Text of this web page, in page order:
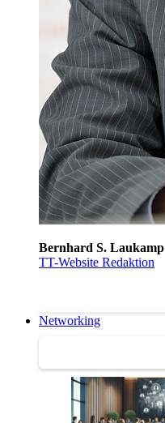
Bernhard S. Laukamp
TT-Website Redaktion
Networking